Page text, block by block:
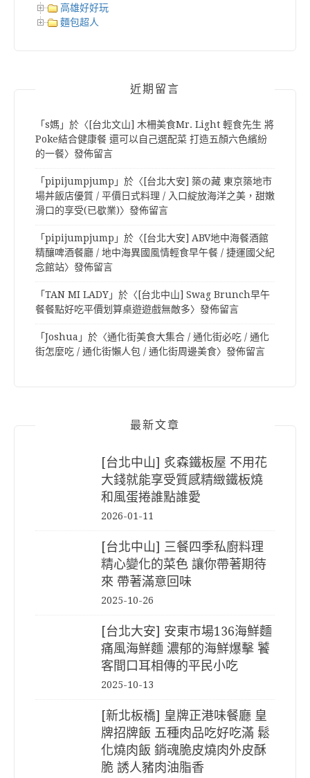
高雄好好玩
麵包超人
近期留言
「s媽 」於〈 [台北文山] 木柵美食Mr. Light 輕食先生 將
Poke結合健康餐 還可以自己選配菜 打造五顏六色繽紛
的一餐〉發佈留言
「pipijumpjump 」於〈 [台北大安] 築の藏 東京築地市
場丼飯店優質 / 平價日式料理 / 入口綻放海洋之美，甜嫩
滑口的享受(已歇業)〉發佈留言
「pipijumpjump 」於〈 [台北大安] ABV地中海餐酒館
精釀啤酒餐廳 / 地中海異國風情輕食早午餐 / 捷運國父紀
念館站〉發佈留言
「TAN MI LADY」於〈 [台北中山] Swag Brunch早午
餐餐點好吃平價划算桌遊遊戲無敵多〉發佈留言
「Joshua 」於〈通化街美食大集合 / 通化街必吃 / 通化
街怎麼吃 / 通化街懶人包 / 通化街周邊美食〉發佈留言
最新文章
[台北中山] 炙森鐵板屋 不用花
大錢就能享受質感精緻鐵板燒
和風蛋捲誰點誰愛
2026-01-11
[台北中山] 三餐四季私廚料理
精心變化的菜色 讓你帶著期待
來 帶著滿意回味
2025-10-26
[台北大安] 安東市場136海鮮麵
痛風海鮮麵 濃郁的海鮮爆擊 饕
客間口耳相傳的平民小吃
2025-10-13
[新北板橋] 皇牌正港味餐廳 皇
牌招牌飯 五種肉品吃好吃滿 鬆
化燒肉飯 銷魂脆皮燒肉外皮酥
脆 誘人豬肉油脂香